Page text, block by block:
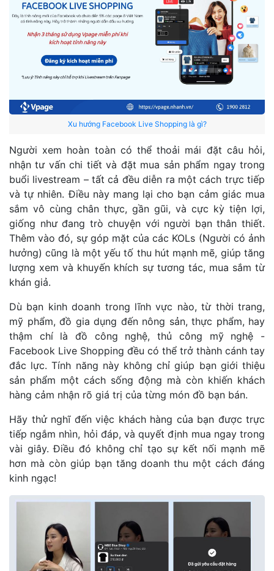
Xu hướng Facebook Live Shopping là gì?
Người xem hoàn toàn có thể thoải mái đặt câu hỏi,
nhận tư vấn chi tiết và đặt mua sản phẩm ngay trong
buổi livestream – tất cả đều diễn ra một cách trực tiếp
và tự nhiên. Điều này mang lại cho bạn cảm giác mua
sắm vô cùng chân thực, gần gũi, và cực kỳ tiện lợi,
giống như đang trò chuyện với người bạn thân thiết.
Thêm vào đó, sự góp mặt của các KOLs (Người có ảnh
hưởng) cũng là một yếu tố thu hút mạnh mẽ, giúp tăng
lượng xem và khuyến khích sự tương tác, mua sắm từ
khán giả.
Dù bạn kinh doanh trong lĩnh vực nào, từ thời trang,
mỹ phẩm, đồ gia dụng đến nông sản, thực phẩm, hay
thậm chí là đồ công nghệ, thủ công mỹ nghệ -
Facebook Live Shopping đều có thể trở thành cánh tay
đắc lực. Tính năng này không chỉ giúp bạn giới thiệu
sản phẩm một cách sống động mà còn khiến khách
hàng cảm nhận rõ giá trị của từng món đồ bạn bán.
Hãy thử nghĩ đến việc khách hàng của bạn được trực
tiếp ngắm nhìn, hỏi đáp, và quyết định mua ngay trong
vài giây. Điều đó không chỉ tạo sự kết nối mạnh mẽ
hơn mà còn giúp bạn tăng doanh thu một cách đáng
kinh ngạc!